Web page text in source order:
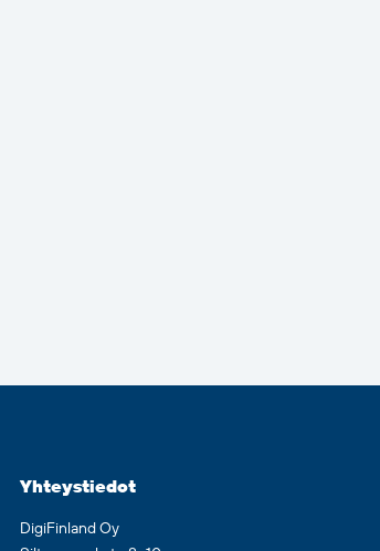
Yhteystiedot
DigiFinland Oy